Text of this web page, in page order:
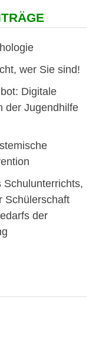
wer Sie sind!
Digitale
der Jugendhilfe
Schulunterrichts,
Schülerschaft
der